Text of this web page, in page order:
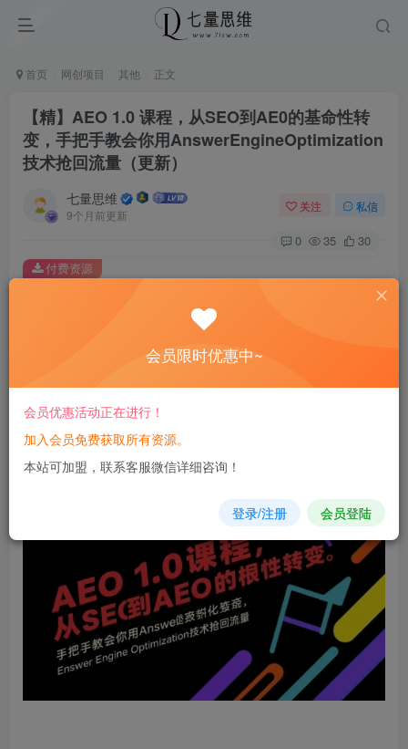
首页 网创项目 其他 正文
【精】AEO 1.0 课程，从SEO到AE0的基命性转
变，手把手教会你用AnswerEngineOptimization
技术抢回流量（更新）
七量思维
9个月前更新
关注 私信
0 35 30
此内容为付费资源，请付费后查看
￥8.8
黄金会员免费 钻石会员免费
您当前未登录！建议登陆后购买，可保存购买订单
付费资源
会员限时优惠中~
会员优惠活动正在进行！
加入会员免费获取所有资源。
本站可加盟，联系客服微信详细咨询！
登录/注册 会员登陆